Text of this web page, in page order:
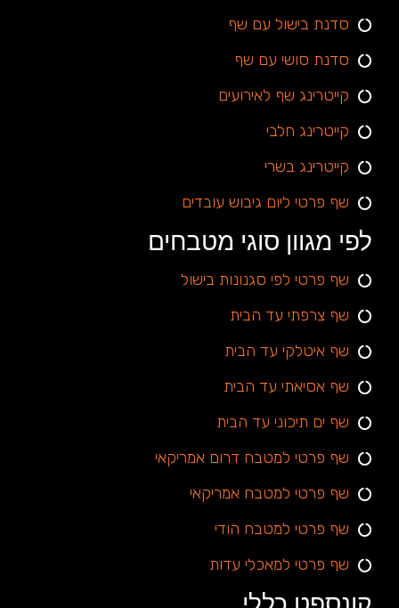
סדנת בישול עם שף
סדנת סושי עם שף
קייטרינג שף לאירועים
קייטרינג חלבי
קייטרינג בשרי
שף פרטי ליום גיבוש עובדים
לפי מגוון סוגי מטבחים
שף פרטי לפי סגנונות בישול
שף צרפתי עד הבית
שף איטלקי עד הבית
שף אסיאתי עד הבית
שף ים תיכוני עד הבית
שף פרטי למטבח דרום אמריקאי
שף פרטי למטבח אמריקאי
שף פרטי למטבח הודי
שף פרטי למאכלי עדות